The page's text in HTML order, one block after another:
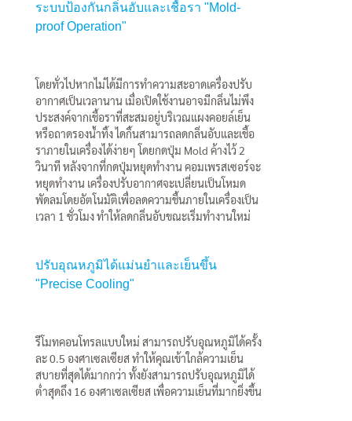
ระบบป้องกันกลิ่นอับและเชื้อรา "Mold-
proof Operation"
โดยทั่วไปหากไม่ได้มีการทำความสะอาดเครื่องปรับ
อากาศเป็นเวลานาน เมื่อเปิดใช้งานอาจมีกลิ่นไม่พึง
ประสงค์จากเชื้อราที่สะสมอยู่บริเวณแผงคอยล์เย็น
หรือถาดรองน้ำทิ้ง ไดกิ้นสามารถลดกลิ่นอับและเชื้อ
ราภายในเครื่องได้ง่ายๆ โดยกดปุ่ม Mold ค้างไว้ 2
วินาที หลังจากที่กดปุ่มหยุดทำงาน คอมเพรสเซอร์จะ
หยุดทำงาน เครื่องปรับอากาศจะเปลี่ยนเป็นโหมด
พัดลมโดยอัตโนมัติเพื่อลดความชื้นภายในเครื่องเป็น
เวลา 1 ชั่วโมง ทำให้ลดกลิ่นอับขณะเริ่มทำงานใหม่
ปรับอุณหภูมิได้แม่นยำและเย็นขึ้น
"Precise Cooling"
รีโมทคอนโทรลแบบใหม่ สามารถปรับอุณหภูมิได้ครั้ง
ละ 0.5 องศาเซลเซียส ทำให้คุณเข้าใกล้ความเย็น
สบายที่สุดได้มากกว่า ทั้งยังสามารถปรับอุณหภูมิได้
ต่ำสุดถึง 16 องศาเซลเซียส เพื่อความเย็นที่มากยิ่งขึ้น